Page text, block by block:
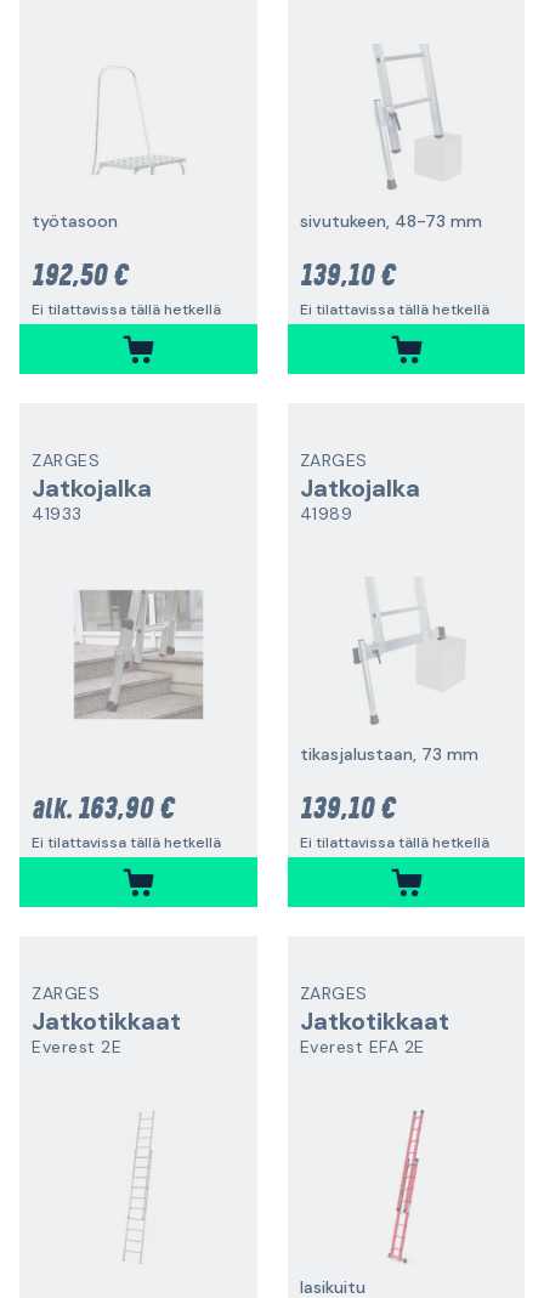
työtasoon
192,50 €
Ei tilattavissa tällä hetkellä
sivutukeen, 48-73 mm
139,10 €
Ei tilattavissa tällä hetkellä
ZARGES
Jatkojalka
41933
alk. 163,90 €
Ei tilattavissa tällä hetkellä
ZARGES
Jatkojalka
41989
tikasjalustaan, 73 mm
139,10 €
Ei tilattavissa tällä hetkellä
ZARGES
Jatkotikkaat
Everest 2E
ZARGES
Jatkotikkaat
Everest EFA 2E
lasikuitu